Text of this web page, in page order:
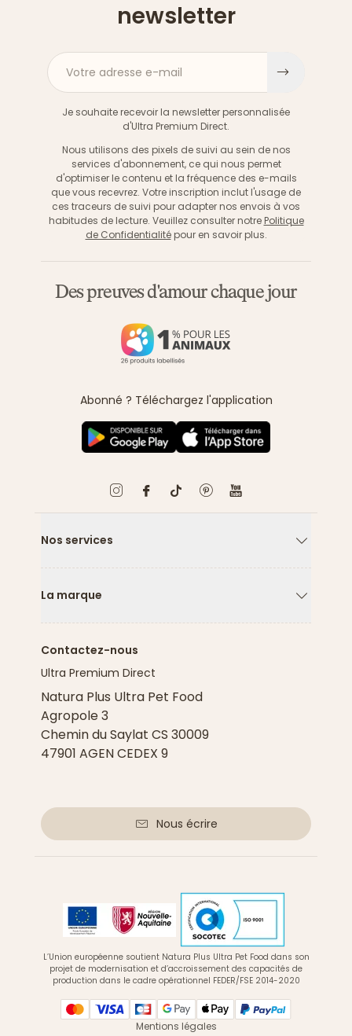
newsletter
Votre adresse e-mail
Je souhaite recevoir la newsletter personnalisée
d'Ultra Premium Direct.
Nous utilisons des pixels de suivi au sein de nos
services d'abonnement, ce qui nous permet
d'optimiser le contenu et la fréquence des e-mails
que vous recevrez. Votre inscription inclut l'usage de
ces traceurs de suivi pour adapter nos envois à vos
habitudes de lecture. Veuillez consulter notre Politique
de Confidentialitépour en savoir plus.
Des preuves d'amour chaque jour
Abonné ? Téléchargez l'application
Nos services
La marque
Contactez-nous
Ultra Premium Direct
Natura Plus Ultra Pet Food
Agropole 3
Chemin du Saylat CS 30009
47901 AGEN CEDEX 9
Nous écrire
L’Union européenne soutient Natura Plus Ultra Pet Food dans son
projet de modernisation et d’accroissement des capacités de
production dans le cadre opérationnel FEDER/FSE 2014-2020
Mentions légales